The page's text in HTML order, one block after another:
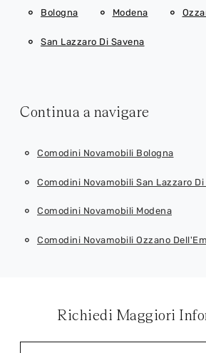
Bologna Modena
San Lazzaro Di Savena
Continua a navigare
Comodini Novamobili Bologna
Comodini Novamobili San Lazzaro Di
Comodini Novamobili Modena
Comodini Novamobili Ozzano
Richiedi Maggiori